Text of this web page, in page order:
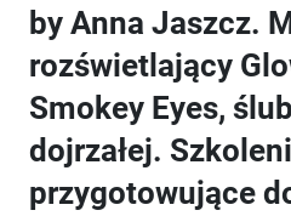
by Anna Jaszcz.
rozświetlający
Smokey Eyes,
dojrzałej.
przygotowujące